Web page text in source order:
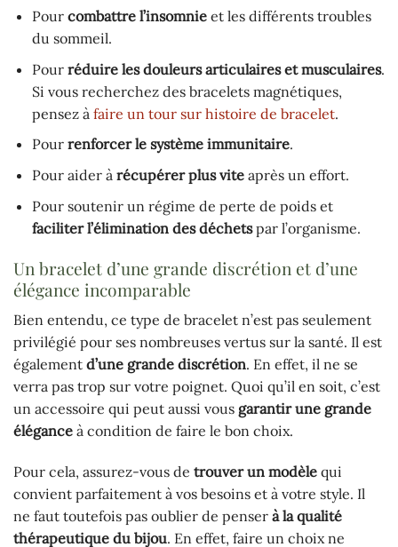
Pour combattre l’insomnieet les différents troubles
du sommeil.
Pour réduire les douleurs articulaires et musculaires.
Si vous recherchez des bracelets magnétiques,
pensez à faire un tour sur histoire de bracelet.
Pour renforcer le système immunitaire.
Pour aider à récupérer plus viteaprès un effort.
Pour soutenir un régime de perte de poids et
faciliter l’élimination des déchetspar l’organisme.
Un bracelet d’une grande discrétion et d’une
élégance incomparable
Bien entendu, ce type de bracelet n’est pas seulement
privilégié pour ses nombreuses vertus sur la santé. Il est
également d’une grande discrétion. En effet, il ne se
verra pas trop sur votre poignet. Quoi qu’il en soit, c’est
un accessoire qui peut aussi vous garantir une grande
élégance à condition de faire le bon choix.
Pour cela, assurez-vous de trouver un modèle qui
convient parfaitement à vos besoins et à votre style. Il
ne faut toutefois pas oublier de penser à la qualité
thérapeutique du bijou. En effet, faire un choix ne